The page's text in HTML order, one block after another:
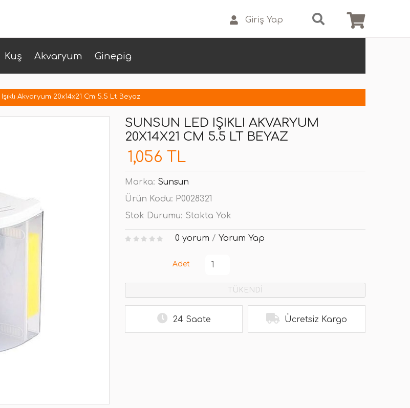
Giriş Yap
Kuş Akvaryum Ginepig
Akvaryum 20x14x21 Cm 5.5 Lt Beyaz
SUNSUN LED IŞIKLI AKVARYUM
20X14X21 CM 5.5 LT BEYAZ
1,056 TL
Marka: Sunsun
Ürün Kodu: P0028321
Stok Durumu: Stokta Yok
0 yorum / Yorum Yap
Adet
TÜKENDİ
24 Saate Ücretsiz Kargo